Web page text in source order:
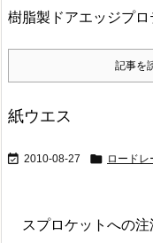
樹脂製ドアエッジプロ
記事を
紙ウエス
 2010-08-27  ロードレ
スプロケットへの注